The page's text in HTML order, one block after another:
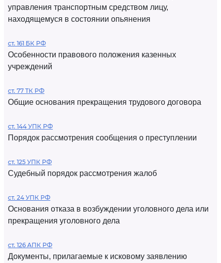
управления транспортным средством лицу,
находящемуся в состоянии опьянения
ст. 161 БК РФ
Особенности правового положения казенных
учреждений
ст. 77 ТК РФ
Общие основания прекращения трудового договора
ст. 144 УПК РФ
Порядок рассмотрения сообщения о преступлении
ст. 125 УПК РФ
Судебный порядок рассмотрения жалоб
ст. 24 УПК РФ
Основания отказа в возбуждении уголовного дела или
прекращения уголовного дела
ст. 126 АПК РФ
Документы, прилагаемые к исковому заявлению